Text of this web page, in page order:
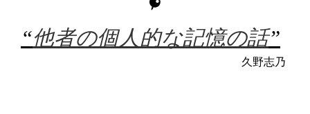
“他者の個人的な記憶の話”
久野志乃